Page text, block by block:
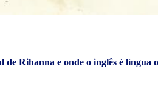
de Rihanna e onde o inglês é língua